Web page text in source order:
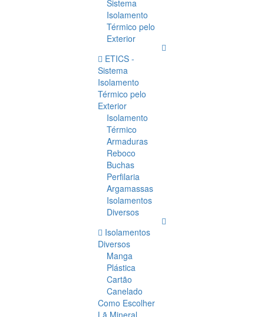
Sistema
Isolamento
Térmico pelo
Exterior
ETICS -
Sistema
Isolamento
Térmico pelo
Exterior
Isolamento
Térmico
Armaduras
Reboco
Buchas
Perfilaria
Argamassas
Isolamentos
Diversos
Isolamentos
Diversos
Manga
Plástica
Cartão
Canelado
Como Escolher
Lã Mineral